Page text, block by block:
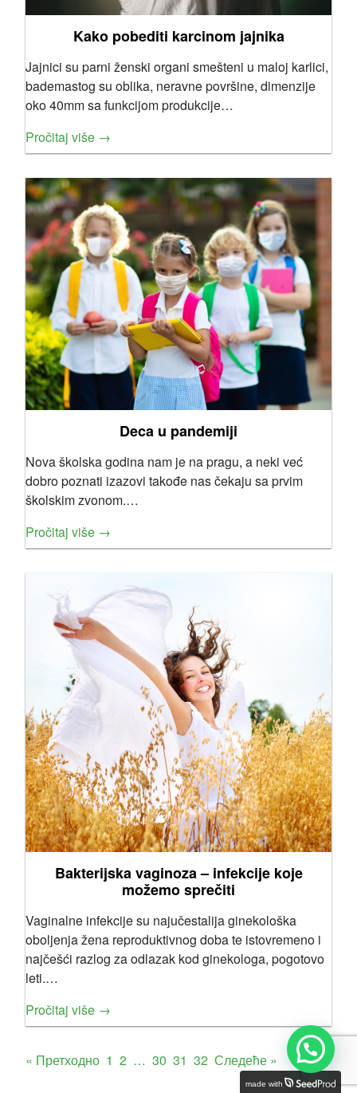
Kako pobediti karcinom jajnika
Jajnici su parni ženski organi smešteni u maloj karlici,
bademastog su oblika, neravne površine, dimenzije
oko 40mm sa funkcijom produkcije…
Pročitaj više →
Deca u pandemiji
Nova školska godina nam je na pragu, a neki već
dobro poznati izazovi takođe nas čekaju sa prvim
školskim zvonom.…
Pročitaj više →
Bakterijska vaginoza – infekcije koje
možemo sprečiti
Vaginalne infekcije su najučestalija ginekološka
oboljenja žena reproduktivnog doba te istovremeno i
najčešći razlog za odlazak kod ginekologa, pogotovo
leti.…
Pročitaj više →
« Претходно 1 2 … 30 31 32 Следеће »
made with